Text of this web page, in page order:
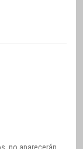
no aparecerán